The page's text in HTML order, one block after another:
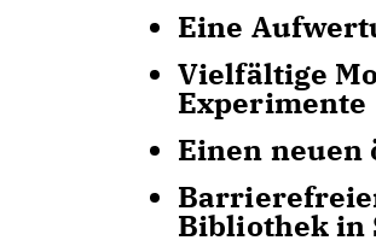
Eine
Vielfältige
Experimente
Einen neuen
Bibliothek in